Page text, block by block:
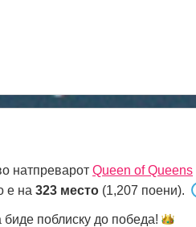
натпреварот Queen of Queens
е на 323 место (1,207 поени).
биде поблиску до победа!